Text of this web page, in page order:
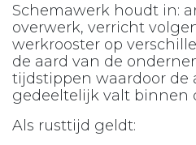
Schemawerk houdt in:
overwerk, verricht
werkrooster op
de aard van de
tijdstippen waardoor de
gedeeltelijk valt binnen
Als rusttijd geldt: